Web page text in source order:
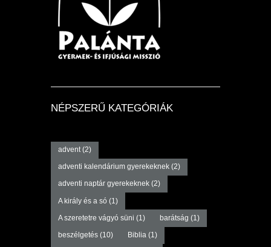
NÉPSZERŰ KATEGÓRIÁK
advent(2)
adventi kalendárium gyerekeknek(2)
adventi naptár gyerekeknek(2)
A király és a só (1)
A szeretetre vágyó süni (1) barátság (1)
beszélgetés(10) Biblia(1)